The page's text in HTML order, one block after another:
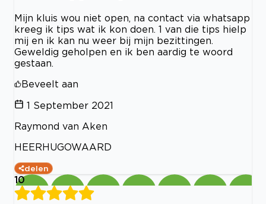
Mijn kluis wou niet open, na contact via whatsapp
kreeg ik tips wat ik kon doen. 1 van die tips hielp
mij en ik kan nu weer bij mijn bezittingen.
Geweldig geholpen en ik ben aardig te woord
gestaan.
Beveelt aan
1 September 2021
Raymond van Aken
HEERHUGOWAARD
delen
10